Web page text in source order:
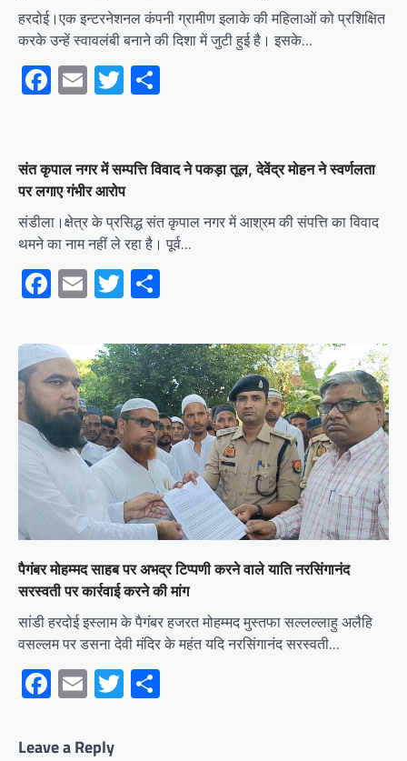
हरदोई।एक इन्टरनेशनल कंपनी ग्रामीण इलाके की महिलाओं को प्रशिक्षित
करके उन्हें स्वावलंबी बनाने की दिशा में जुटी हुई है। इसके…
Facebook
EmailTwitter
संत कृपाल नगर में सम्पत्ति विवाद ने पकड़ा तूल, देवेंद्र मोहन ने स्वर्णलता
पर लगाए गंभीर आरोप
संडीला।क्षेत्र के प्रसिद्ध संत कृपाल नगर में आश्रम की संपत्ति का विवाद
थमने का नाम नहीं ले रहा है। पूर्व…
Facebook
EmailTwitter
पैगंबर मोहम्मद साहब पर अभद्र टिप्पणी करने वाले याति नरसिंगानंद
सरस्वती पर कार्रवाई करने की मांग
सांडी हरदोई इस्लाम के पैगंबर हजरत मोहम्मद मुस्तफा सल्लल्लाहु अलैहि
वसल्लम पर डसना देवी मंदिर के महंत यदि नरसिंगानंद सरस्वती…
Facebook
EmailTwitter
Leave a Reply